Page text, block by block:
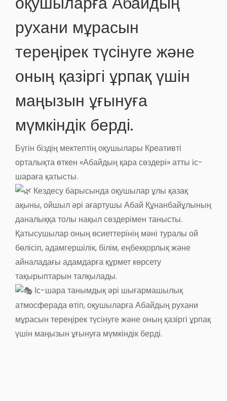
рухани мұрасын
тереңірек түсінуге және
оның қазіргі ұрпақ үшін
маңызын ұғынуға
мүмкіндік берді.
Бүгін біздің мектептің оқушылары Креативті
орталықта өткен «Абайдың қара сөздері» атты іс-
шараға қатысты.
Кездесу барысында оқушылар ұлы қазақ
ақыны, ойшыл әрі ағартушы Абай Құнанбайұлының
даналыққа толы нақыл сөздерімен танысты.
Қатысушылар оның өсиеттерінің мәні туралы ой
бөлісіп, адамгершілік, білім, еңбекқорлық және
айналадағы адамдарға құрмет көрсету
тақырыптарын талқылады.
Іс-шара танымдық әрі шығармашылық
атмосферада өтіп, оқушыларға Абайдың рухани
мұрасын тереңірек түсінуге және оның қазіргі ұрпақ
үшін маңызын ұғынуға мүмкіндік берді.